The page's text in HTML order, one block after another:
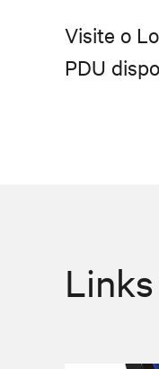
Visite o
PDU